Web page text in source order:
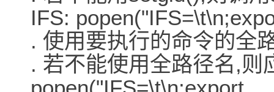
IFS:
. 使用要执行的命令的全
. 若不能使用全路径名,则